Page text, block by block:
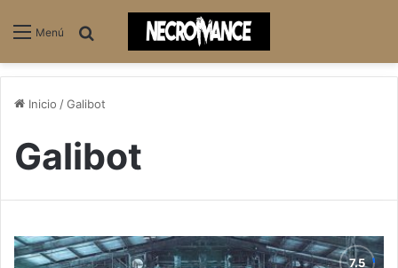
Menú
Inicio /Galibot
Galibot